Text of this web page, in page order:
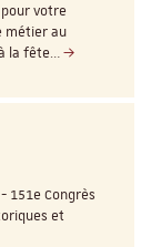
votre
métier au
à la fête…
- 151e Congrès
et